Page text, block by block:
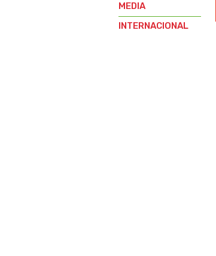
MEDIA
INTERNACIONAL